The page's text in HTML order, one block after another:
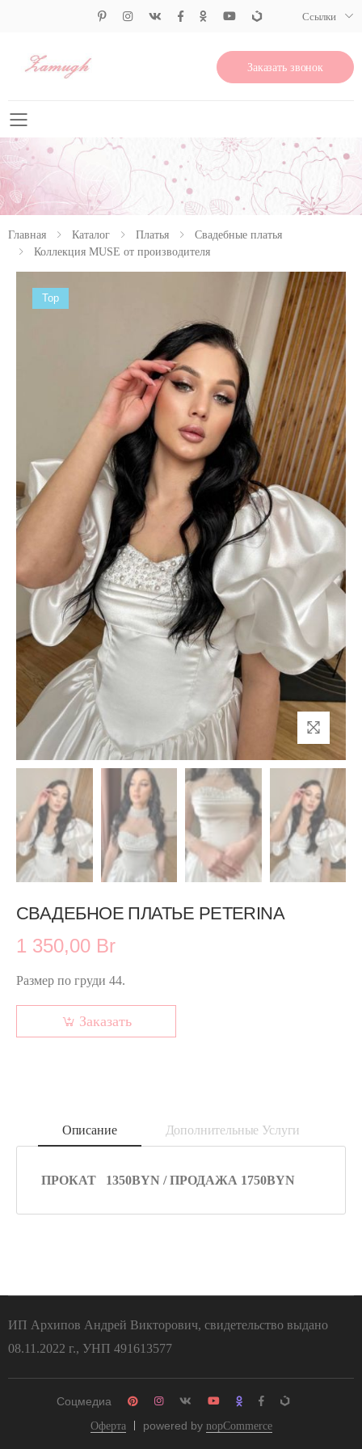
Ссылки
Заказать звонок
Свернуть меню
Главная Каталог Платья
Свадебные платья
Коллекция MUSE от производителя
Top
СВАДЕБНОЕ ПЛАТЬЕ PETERINA
1 350,00 Br
Размер по груди 44.
Заказать
Описание Дополнительные Услуги
ПРОКАТ 1350BYN / ПРОДАЖА 1750BYN
ИП Архипов Андрей Викторович, свидетельство выдано
08.11.2022 г., УНП 491613577
Оферта powered by nopCommerce
Соцмедиа